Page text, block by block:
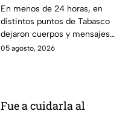
mensajes criminales
en carreteras de
Tabasco en un solo día
En menos de 24 horas, en
distintos puntos de Tabasco
dejaron cuerpos y mensajes
criminales en varias carreteras
05 agosto, 2026
Fue a cuidarla al